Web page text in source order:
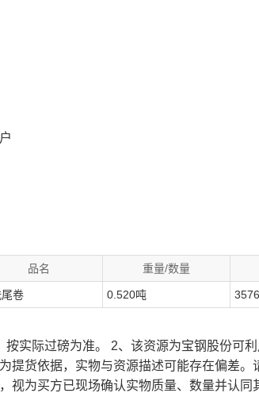
品名 重量/数量
卷 0.520吨
按实际过磅为准。 2、该资源为宝钢股份可
提货依据，实物与资源描述可能存在偏差
视为买方已现场确认实物质量、数量并认